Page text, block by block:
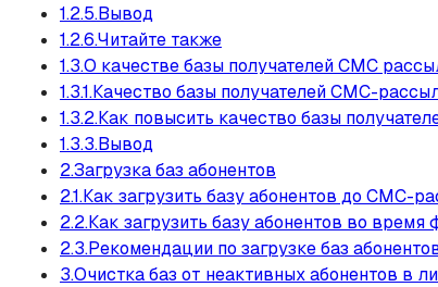
1.2.5.Вывод
1.2.6.Читайте также
1.3.О качестве базы получателей СМС
1.3.1.Качество базы получателей СМС-
1.3.2.Как повысить качество базы
1.3.3.Вывод
2.Загрузка баз абонентов
2.1.Как загрузить базу абонентов до СМС-
2.2.Как загрузить базу абонентов во
2.3.Рекомендации по загрузке баз
3.Очистка баз от неактивных абонентов в